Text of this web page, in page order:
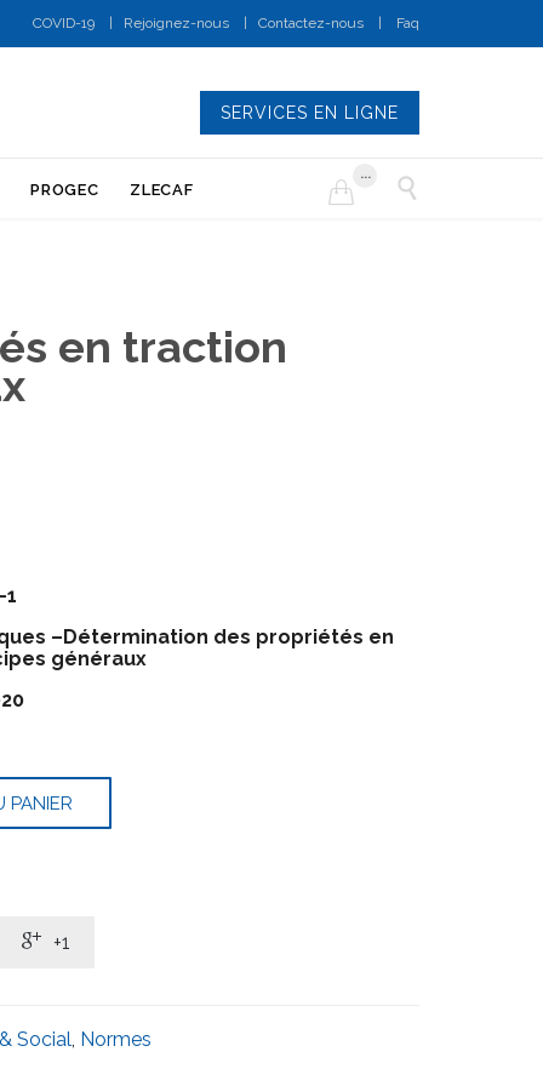
COVID-19 Rejoignez-nous Contactez-nous Faq
SERVICES EN LIGNE
PROGEC ZLECAF 
...

en traction
1
–Détermination des propriétés en
généraux
PANIER
 +1
Social Normes